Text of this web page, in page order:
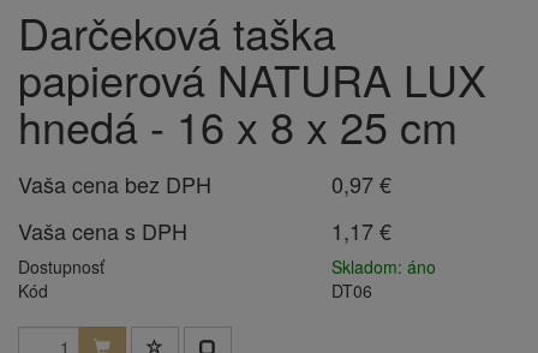
Darčeková taška
papierová NATURA LUX
hnedá - 16 x 8 x 25 cm
Vaša cena bez DPH
0,97 €
Vaša cena s DPH
1,17 €
Dostupnosť
Skladom: áno
Kód
DT06